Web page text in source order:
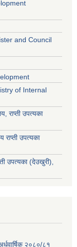
and Council
of Internal
राप्ती उपत्यका
राप्ती उपत्यका
उपत्यका (देउखुरी),
२०८०/८१